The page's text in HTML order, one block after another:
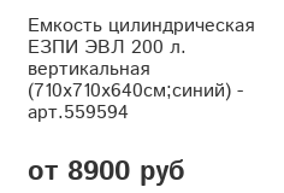
Емкость цилиндрическая
ЕЗПИ ЭВЛ 200 л.
вертикальная
(710x710x640см;синий) -
арт.559594
от 8900 руб